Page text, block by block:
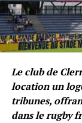
Le club de
location un
tribunes,
dans le rugby